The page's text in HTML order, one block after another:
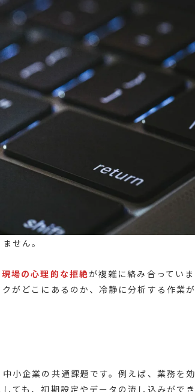
せん。
現場の心理的な拒絶が複雑に絡み合っていま
がどこにあるのか、冷静に分析する作業
小企業の共通課題です。例えば、業務を
ても、初期設定やデータの流し込みがで